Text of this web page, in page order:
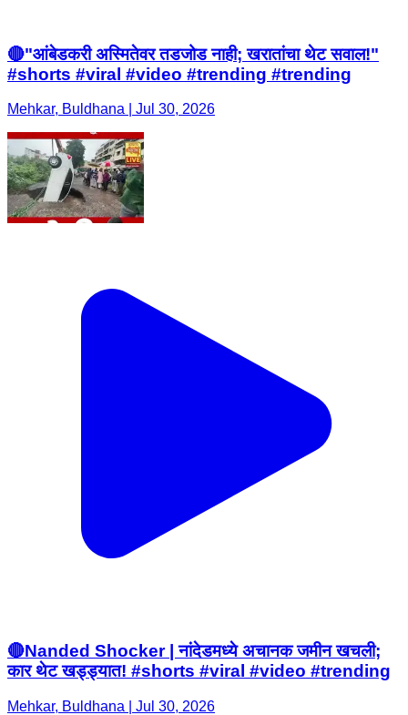
🔴"आंबेडकरी अस्मितेवर तडजोड नाही; खरातांचा थेट सवाल!"
#shorts #viral #video #trending #trending
Mehkar, Buldhana | Jul 30, 2026
🔴Nanded Shocker | नांदेडमध्ये अचानक जमीन खचली;
कार थेट खड्ड्यात! #shorts #viral #video #trending
Mehkar, Buldhana | Jul 30, 2026